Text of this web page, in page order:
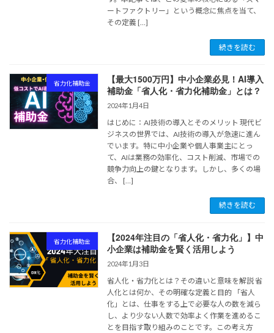
ートファクトリー」という概念に焦点を当て、
その定義 […]
続きを読む
省力化補助金
【最大1500万円】中小企業必見！AI導入
補助金「省人化・省力化補助金」とは？
2024年1月4日
はじめに：AI技術の導入とそのメリット 現代ビ
ジネスの世界では、AI技術の導入が急速に進ん
でいます。特に中小企業や個人事業主にとっ
て、AIは業務の効率化、コスト削減、市場での
競争力向上の鍵となります。しかし、多くの場
合、 […]
続きを読む
省力化補助金
【2024年注目の「省人化・省力化」】中
小企業は補助金を賢く活用しよう
2024年1月3日
省人化・省力化とは？その違いと意味を解説 省
人化とは何か、その明確な定義と目的 「省人
化」とは、仕事をする上で必要な人の数を減ら
し、より少ない人数で効率よく作業を進めるこ
とを目指す取り組みのことです。この考え方